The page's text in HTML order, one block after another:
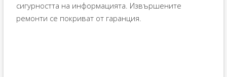
сигурността на информацията. Извършените
ремонти се покриват от гаранция.